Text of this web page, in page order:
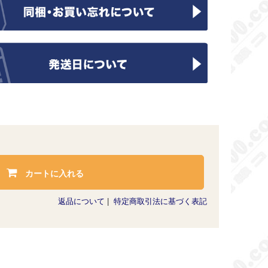
カートに入れる
返品について 特定商取引法に基づく表記